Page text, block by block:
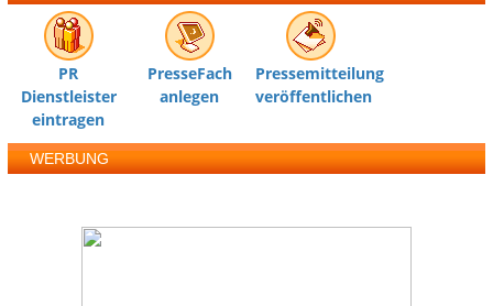
PR
Dienstleister
eintragen
PresseFach
anlegen
Pressemitteilung
veröffentlichen
WERBUNG